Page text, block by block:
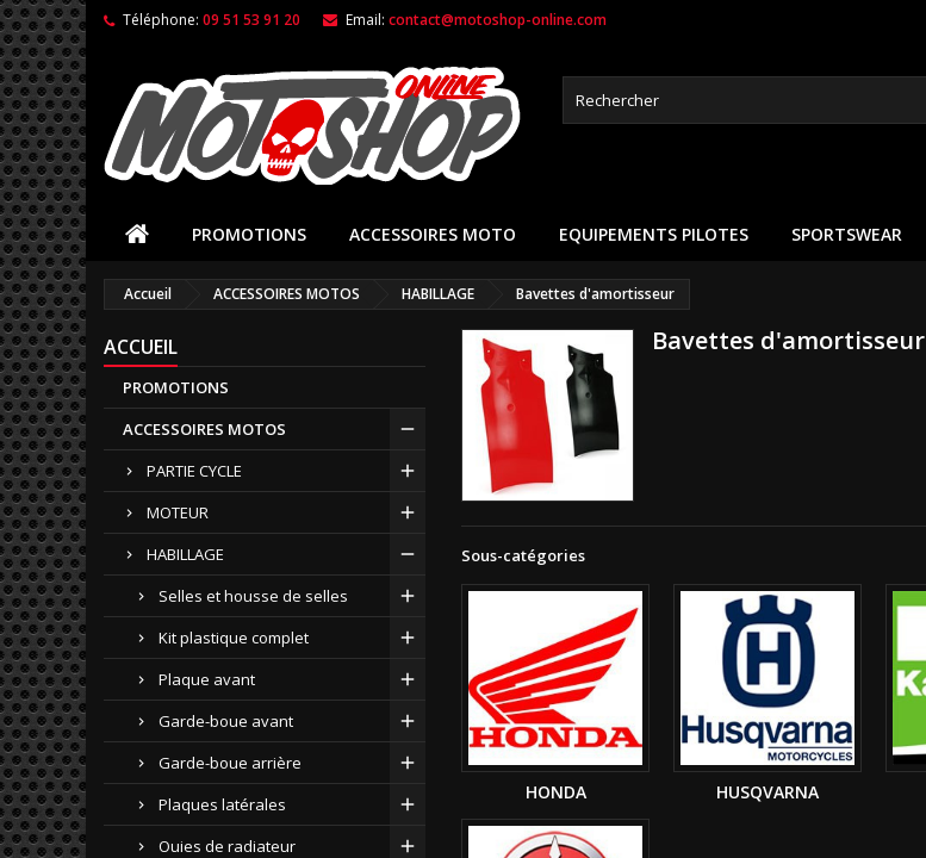
Téléphone: 09 51 53 91 20 Email: contact@motoshop-online.com
PROMOTIONS ACCESSOIRES MOTO EQUIPEMENTS PILOTES SPORTSWEAR
Accueil ACCESSOIRES MOTOS HABILLAGE Bavettes d'amortisseur
ACCUEIL
PROMOTIONS
ACCESSOIRES MOTOS
PARTIE CYCLE
MOTEUR
HABILLAGE
Selles et housse de selles
Kit plastique complet
Plaque avant
Garde-boue avant
Garde-boue arrière
Plaques latérales
Ouies de radiateur
Bavettes d'amortisseur
Sous-catégories
HONDA HUSQVARNA